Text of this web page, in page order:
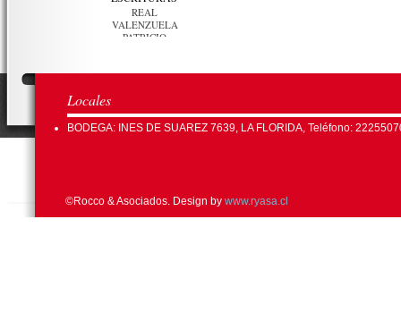
REAL
VALENZUELA
PATRICIO
Locales
BODEGA: INES DE SUAREZ 7639, LA FLORIDA, Teléfono:
©Rocco & Asociados. Design by www.ryasa.cl